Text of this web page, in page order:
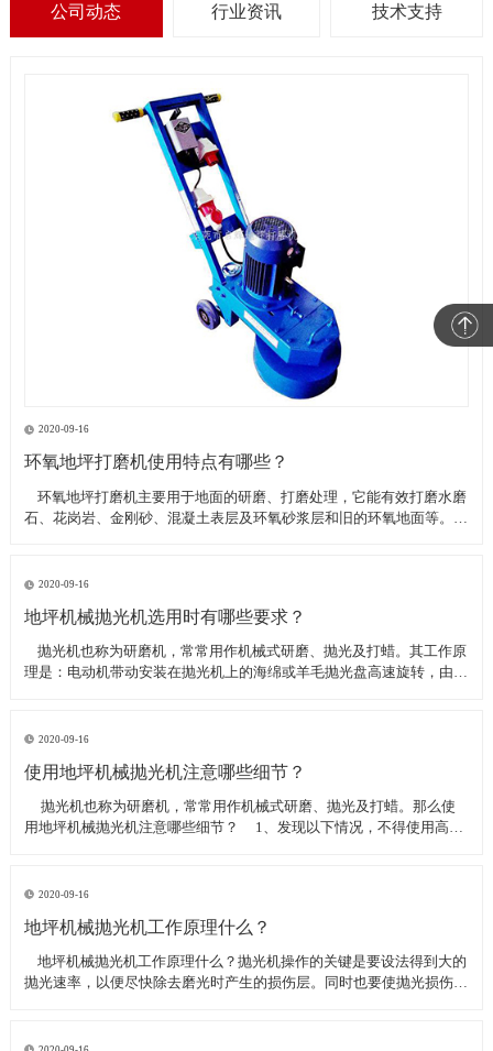
公司动态 行业资讯 技术支持
2020-09-16
环氧地坪打磨机使用特点有哪些？
​ 环氧地坪打磨机主要用于地面的研磨、打磨处理，它能有效打磨水磨
石、花岗岩、金刚砂、混凝土表层及环氧砂浆层和旧的环氧地面等。具
地坪工程处理的必备设
2020-09-16
地坪机械抛光机选用时有哪些要求？
​ 抛光机也称为研磨机，常常用作机械式研磨、抛光及打蜡。其工作原
理是：电动机带动安装在抛光机上的海绵或羊毛抛光盘高速旋转，由于
求？
2020-09-16
使用地坪机械抛光机注意哪些细节？
​ 抛光机也称为研磨机，常常用作机械式研磨、抛光及打蜡。那么使
用地坪机械抛光机注意哪些细节？ 1、发现以下情况，不得使用高速
2020-09-16
地坪机械抛光机工作原理什么？
​ 地坪机械抛光机工作原理什么？抛光机操作的关键是要设法得到大的
抛光速率，以便尽快除去磨光时产生的损伤层。同时也要使抛光损伤层
较深；后者要求使用最细的